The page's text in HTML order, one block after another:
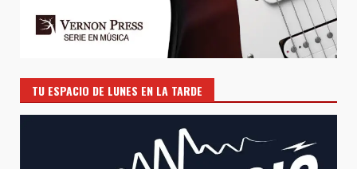
TU ESPACIO DE LUNES EN LA TARDE